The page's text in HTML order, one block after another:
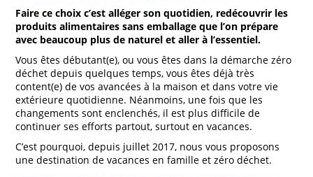
Faire ce choix c’est alléger son quotidien, redécouvrir les
produits alimentaires sans emballage que l’on prépare
avec beaucoup plus de naturel et aller à l’essentiel.
Vous êtes débutant(e), ou vous êtes dans la démarche zéro
déchet depuis quelques temps, vous êtes déjà très
content(e) de vos avancées à la maison et dans votre vie
extérieure quotidienne. Néanmoins, une fois que les
changements sont enclenchés, il est plus difficile de
continuer ses efforts partout, surtout en vacances.
C’est pourquoi, depuis juillet 2017, nous vous proposons
une destination de vacances en famille et zéro déchet.